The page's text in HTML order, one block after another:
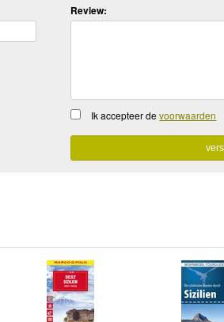
Review:
Ik accepteer devoorwaarden